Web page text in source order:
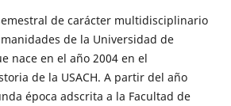
de carácter multidisciplinario
de la Universidad de
nace en el año 2004 en el
de la USACH. A partir del año
época adscrita a la Facultad de